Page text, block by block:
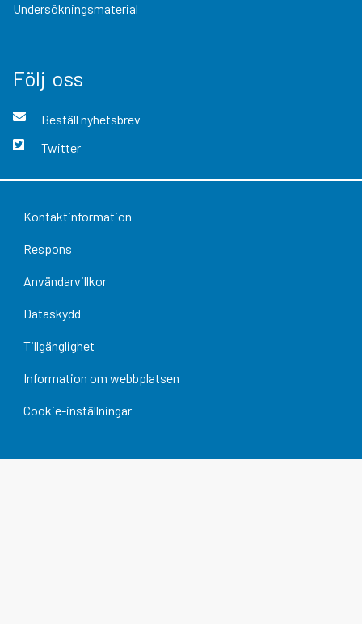
Undersökningsmaterial
Följ oss
Beställ nyhetsbrev
Twitter
Kontaktinformation
Respons
Användarvillkor
Dataskydd
Tillgänglighet
Information om webbplatsen
Cookie-inställningar